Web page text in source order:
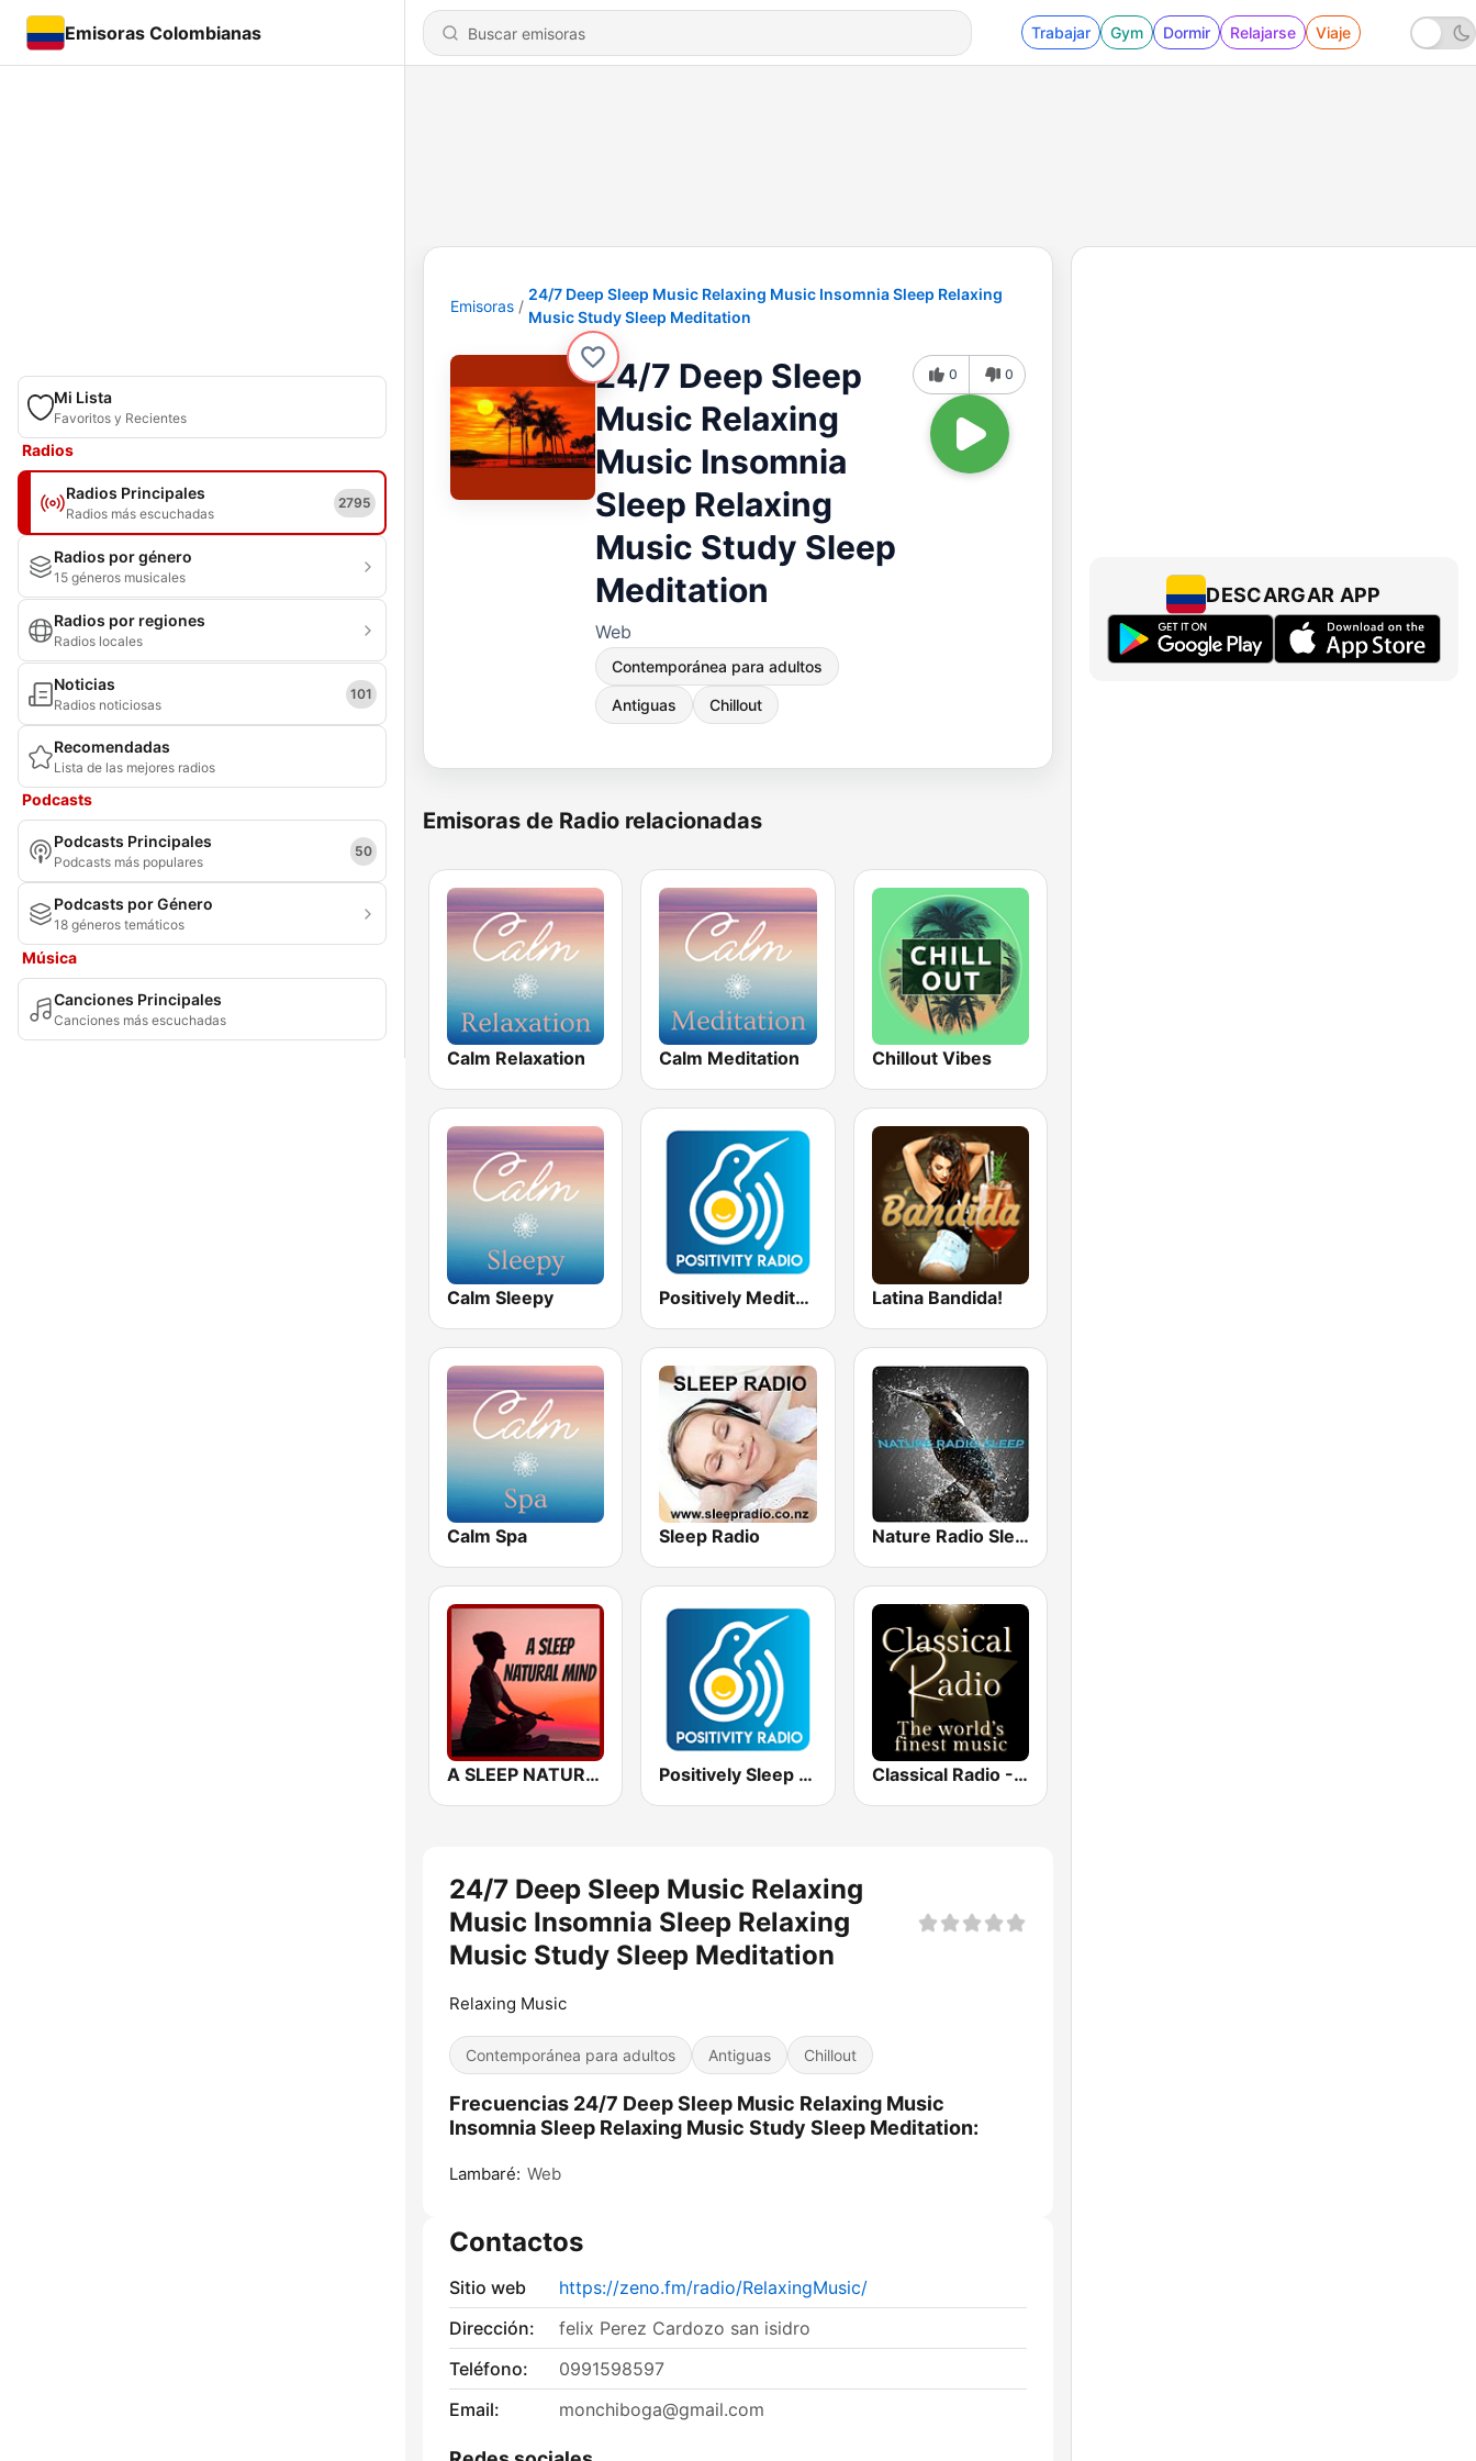
Emisoras Colombianas Trabajar Gym Dormir Relajarse Viaje
Mi Lista
Favoritos y Recientes
Radios
Radios Principales
Radios más escuchadas
2795
Radios por género
15 géneros musicales
Radios por regiones
Radios locales
Noticias
Radios noticiosas
101
Recomendadas
Lista de las mejores radios
Podcasts
Podcasts Principales
Podcasts más populares
50
Podcasts por Género
18 géneros temáticos
Música
Canciones Principales
Canciones más escuchadas
Emisoras
24/7 Deep Sleep Music Relaxing Music Insomnia Sleep Relaxing
Music Study Sleep Meditation
24/7 Deep Sleep
Music Relaxing
Music Insomnia
Sleep Relaxing
Music Study Sleep
Meditation
Web
Contemporánea para adultos
Antiguas Chillout
0 0
Emisoras de Radio relacionadas
Calm Relaxation Calm Meditation Chillout Vibes
Calm Sleepy Positively Meditation Latina Bandida!
Calm Spa Sleep Radio Nature Radio Sleep
A SLEEP NATURAL MIND Positively Sleep Relax Classical Radio - Sleep
24/7 Deep Sleep Music Relaxing
Music Insomnia Sleep Relaxing
Music Study Sleep Meditation
Relaxing Music
Contemporánea para adultos Antiguas Chillout
Frecuencias 24/7 Deep Sleep Music Relaxing Music
Insomnia Sleep Relaxing Music Study Sleep Meditation:
Lambaré: Web
Contactos
Sitio web
https://zeno.fm/radio/RelaxingMusic/
Dirección:
felix Perez Cardozo san isidro
Teléfono:
0991598597
Email:
monchiboga@gmail.com
DESCARGAR APP